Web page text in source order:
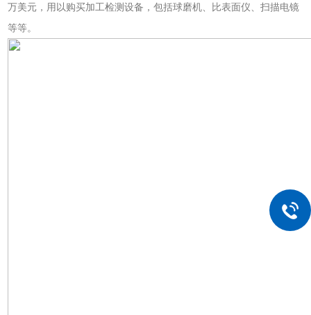
万美元，用以购买加工检测设备，包括球磨机、比表面仪、扫描电镜
等等。